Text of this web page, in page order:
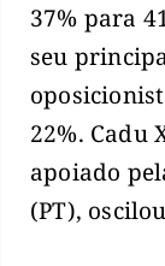
37% para
seu
22%. Cadu
apoiado
(PT),